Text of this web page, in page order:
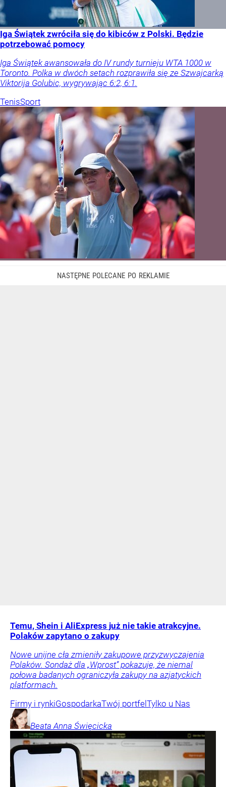
Iga Świątek zwróciła się do kibiców z Polski. Będzie
potrzebować pomocy
Iga Świątek awansowała do IV rundy turnieju WTA 1000 w
Toronto. Polka w dwóch setach rozprawiła się ze Szwajcarką
Viktorija Golubic, wygrywając 6:2, 6:1.
TenisSport
Temu, Shein i AliExpress już nie takie atrakcyjne.
Polaków zapytano o zakupy
Nowe unijne cła zmieniły zakupowe przyzwyczajenia
Polaków. Sondaż dla „Wprost” pokazuje, że niemal
połowa badanych ograniczyła zakupy na azjatyckich
platformach.
Firmy i rynkiGospodarkaTwój portfel Tylko u Nas
Beata Anna Święcicka